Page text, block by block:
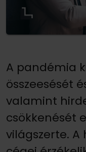
A pandémia
összeesését
valamint
csökkenését
világszerte.